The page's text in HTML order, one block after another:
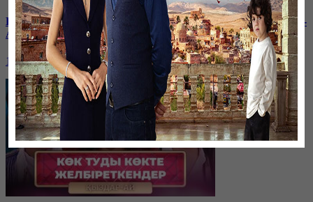
Балам мектептегі буллингтен кейін өзгеріп кетті | «Қыздар-
Ай»
19 декабря, 17:00